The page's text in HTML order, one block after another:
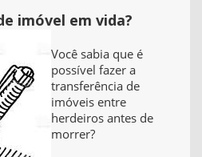
imóvel em vida?
Você sabia que é
possível fazer a
transferência de
imóveis entre
herdeiros antes de
morrer?